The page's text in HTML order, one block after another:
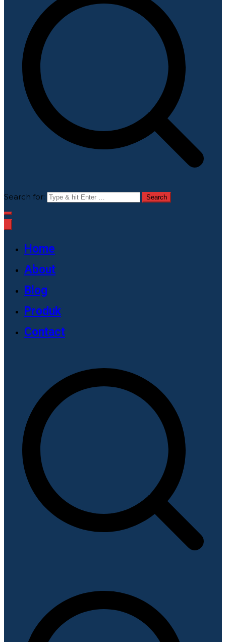
Search for:
Home
About
Blog
Produk
Contact